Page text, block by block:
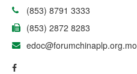
(853) 8791 3333
(853) 2872 8283
edoc@forumchinaplp.org.mo